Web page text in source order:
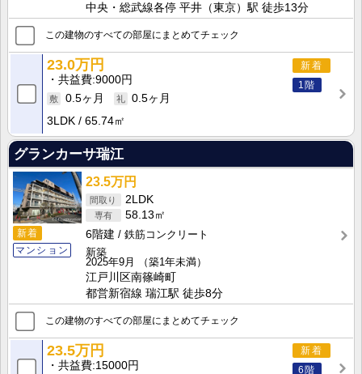
中央・総武線各停 平井（東京）駅 徒歩13分
この建物のすべての部屋にまとめてチェック
新着
1階
23.0万円
共益費 9000円
0.5ヶ月
0.5ヶ月
3LDK
65.74㎡
グランカーサ瑞江
新着
マンション
23.5万円
2LDK
58.13㎡
6階建
鉄筋コンクリート
新築
2025年9月
（築1年未満）
江戸川区南篠崎町
都営新宿線 瑞江駅 徒歩8分
この建物のすべての部屋にまとめてチェック
新着
6階
23.5万円
共益費 15000円